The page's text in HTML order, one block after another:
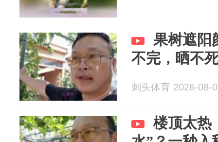
果树遮阳
不完，晒不
刺头体育 2026-08-
楼顶太热